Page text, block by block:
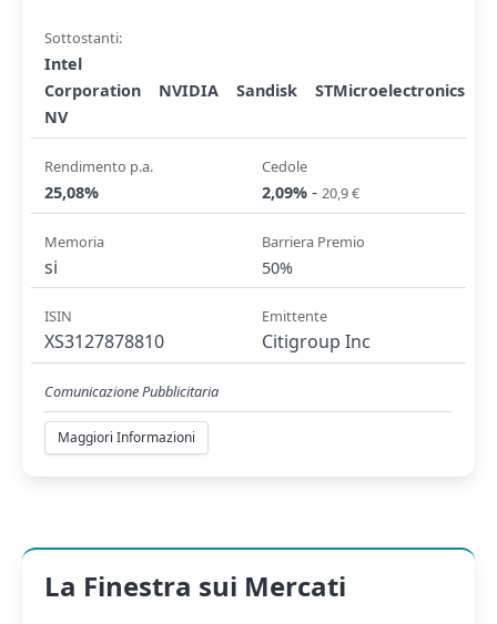
Sottostanti:
Intel
Corporation
NVIDIA Sandisk
STMicroelectronics
NV
Rendimento p.a.
25,08%
Cedole
2,09% - 20,9 €
Memoria
si
Barriera Premio
50%
ISIN
XS3127878810
Emittente
Citigroup Inc
Comunicazione Pubblicitaria
Maggiori Informazioni
La Finestra sui Mercati